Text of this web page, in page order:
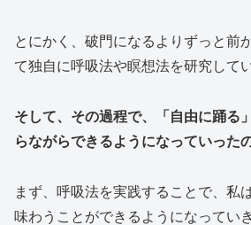
とにかく、破門になるよりずっと前
て独自に呼吸法や瞑想法を研究して
そして、その過程で、「自由に踊る
らながらできるようになっていった
まず、呼吸法を実践することで、私
味わうことができるようになってい